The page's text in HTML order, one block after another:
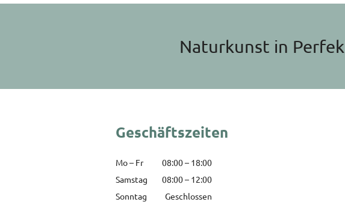
Naturkunst in
Geschäftszeiten
Mo – Fr
08:00 – 18:00
Samstag
08:00 – 12:00
Sonntag
Geschlossen